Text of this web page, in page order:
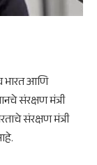
भारत आणि
संरक्षण मंत्री
संरक्षण मंत्री